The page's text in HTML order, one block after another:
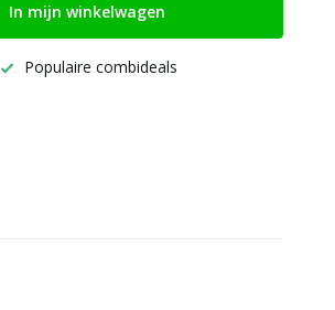
In mijn winkelwagen
Populaire combideals